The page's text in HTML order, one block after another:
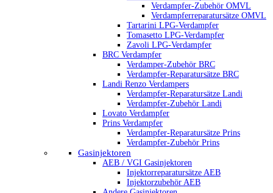
Verdampfer-Zubehör OMVL
Verdampferreparatursätze OMVL
Tartarini LPG-Verdampfer
Tomasetto LPG-Verdampfer
Zavoli LPG-Verdampfer
BRC Verdampfer
Verdamper-Zubehör BRC
Verdampfer-Reparatursätze BRC
Landi Renzo Verdampers
Verdampfer-Reparatursätze Landi
Verdampfer-Zubehör Landi
Lovato Verdampfer
Prins Verdampfer
Verdampfer-Reparatursätze Prins
Verdampfer-Zubehör Prins
Gasinjektoren
AEB / VGI Gasinjektoren
Injektorreparatursätze AEB
Injektorzubehör AEB